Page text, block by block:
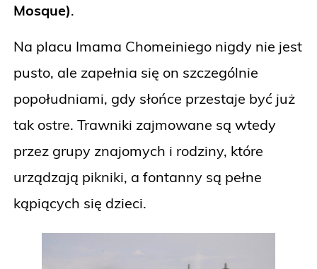
Mosque).
Na placu Imama Chomeiniego nigdy nie jest
pusto, ale zapełnia się on szczególnie
popołudniami, gdy słońce przestaje być już
tak ostre. Trawniki zajmowane są wtedy
przez grupy znajomych i rodziny, które
urządzają pikniki, a fontanny są pełne
kąpiących się dzieci.